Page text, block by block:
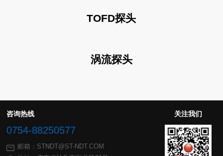
TOFD探头
涡流探头
咨询热线
0754-88250577
邮箱：STNDT@ST-NDT.COM
关注我们